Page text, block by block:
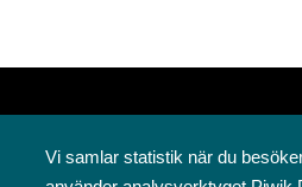
Vi samlar statistik när du